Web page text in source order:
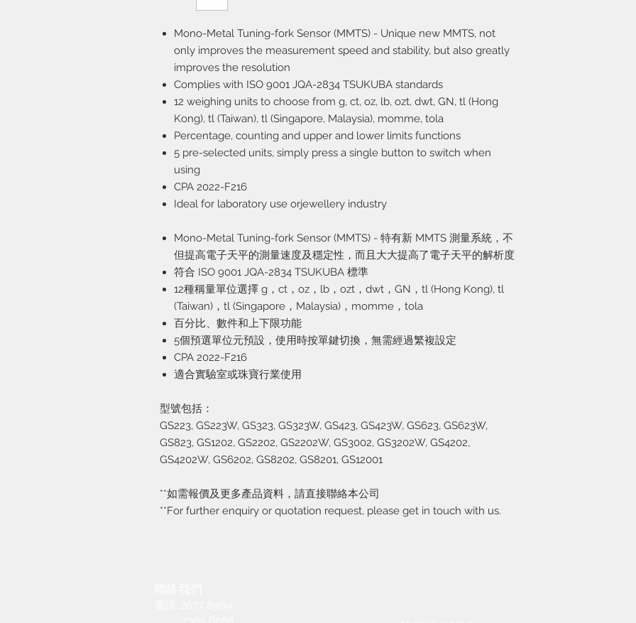
Mono-Metal Tuning-fork Sensor (MMTS) - Unique new MMTS, not
only improves the measurement speed and stability, but also greatly
improves the resolution
Complies with ISO 9001 JQA-2834 TSUKUBA standards
12 weighing units to choose from g, ct, oz, lb, ozt, dwt, GN, tl (Hong
Kong), tl (Taiwan), tl (Singapore, Malaysia), momme, tola
Percentage, counting and upper and lower limits functions
5 pre-selected units, simply press a single button to switch when
using
CPA 2022-F216
Ideal for laboratory use orjewellery industry
Mono-Metal Tuning-fork Sensor (MMTS) - 特有新 MMTS 測量系統，不
但提高電子天平的測量速度及穩定性，而且大大提高了電子天平的解析度
符合 ISO 9001 JQA-2834 TSUKUBA 標準
12種稱量單位選擇 g，ct，oz，lb，ozt，dwt，GN，tl (Hong Kong), tl
(Taiwan)，tl (Singapore，Malaysia)，momme，tola
百分比、數件和上下限功能
5個預選單位元預設，使用時按單鍵切換，無需經過繁複設定
CPA 2022-F216
適合實驗室或珠寶行業使用
型號包括：
GS223, GS223W, GS323, GS323W, GS423, GS423W, GS623, GS623W,
GS823, GS1202, GS2202, GS2202W, GS3002, GS3202W, GS4202,
GS4202W, GS6202, GS8202, GS8201, GS12001
**如需報價及更多產品資料，請直接聯絡本公司
**For further enquiry or quotation request, please get in touch with us.